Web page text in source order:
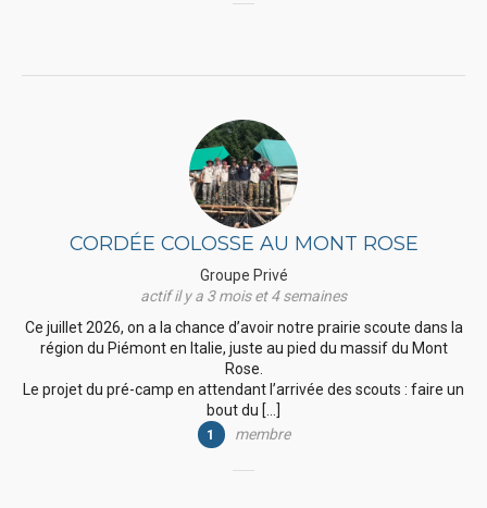
CORDÉE COLOSSE AU MONT ROSE
Groupe Privé
actif il y a 3 mois et 4 semaines
Ce juillet 2026, on a la chance d’avoir notre prairie scoute dans la
région du Piémont en Italie, juste au pied du massif du Mont
Rose.
Le projet du pré-camp en attendant l’arrivée des scouts : faire un
bout du […]
1 membre